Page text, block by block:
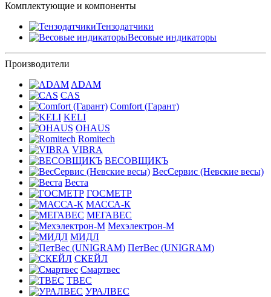
Комплектующие и компоненты
Тензодатчики
Весовые индикаторы
Производители
ADAM
CAS
Comfort (Гарант)
KELI
OHAUS
Romitech
VIBRA
ВЕСОВЩИКЪ
ВесСервис (Невские весы)
Веста
ГОСМЕТР
МАССА-К
МЕГАВЕС
Мехэлектрон-М
МИДЛ
ПетВес (UNIGRAM)
СКЕЙЛ
Смартвес
ТВЕС
УРАЛВЕС